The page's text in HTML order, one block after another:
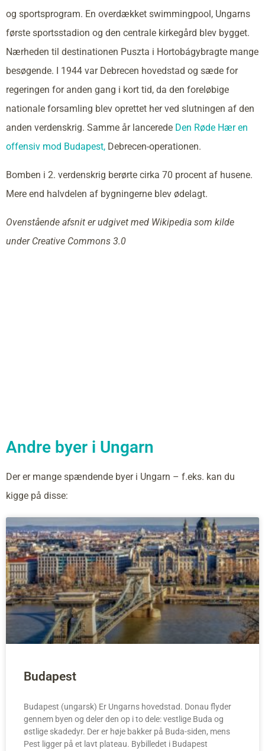
og sportsprogram. En overdækket swimmingpool, Ungarns
første sportsstadion og den centrale kirkegård blev bygget.
Nærheden til destinationen Puszta i Hortobágybragte mange
besøgende. I 1944 var Debrecen hovedstad og sæde for
regeringen for anden gang i kort tid, da den foreløbige
nationale forsamling blev oprettet her ved slutningen af den
anden verdenskrig. Samme år lancerede Den Røde Hær en
offensiv mod Budapest, Debrecen-operationen.
Bomben i 2. verdenskrig berørte cirka 70 procent af husene.
Mere end halvdelen af bygningerne blev ødelagt.
Ovenstående afsnit er udgivet med Wikipedia som kilde
under Creative Commons 3.0
Andre byer i Ungarn
Der er mange spændende byer i Ungarn – f.eks. kan du
kigge på disse:
Budapest
Budapest (ungarsk) Er Ungarns hovedstad. Donau flyder
gennem byen og deler den op i to dele: vestlige Buda og
østlige skadedyr. Der er høje bakker på Buda-siden, mens
Pest ligger på et lavt plateau. Bybilledet i Budapest